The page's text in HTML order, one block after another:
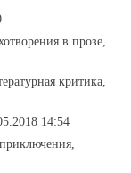
в прозе,
критика,
14:54